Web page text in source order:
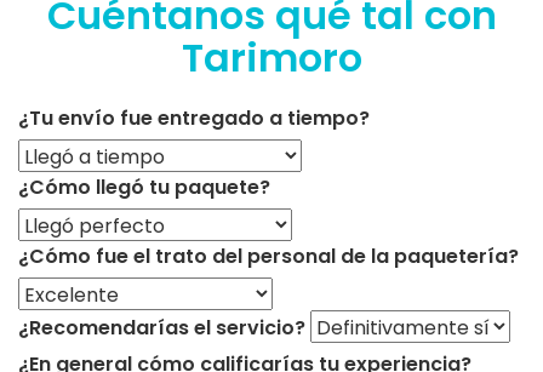
Cuéntanos qué tal con
Tarimoro
¿Tu envío fue entregado a tiempo?
¿Cómo llegó tu paquete?
¿Cómo fue el trato del personal de la paquetería?
¿Recomendarías el servicio?
¿En general cómo calificarías tu experiencia?